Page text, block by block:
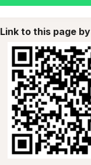
Link to this page